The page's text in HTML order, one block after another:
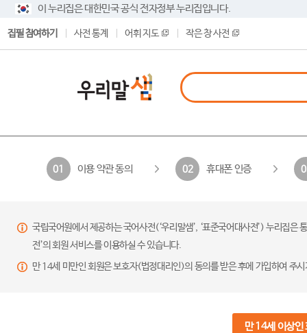
이 누리집은 대한민국 공식 전자정부 누리집입니다.
집필 참여하기 사전 통계 어휘 지도 작은 창 사전
01 이용 약관 동의 02 휴대폰 인증
국립국어원에서 제공하는 국어사전(‘우리말샘’, ‘표준국어대사전’) 누리집
전’의 회원 서비스를 이용하실 수 있습니다.
만 14세 미만인 회원은 보호자(법정대리인)의 동의를 받은 후에 가입하여 주
만 14세 이상인